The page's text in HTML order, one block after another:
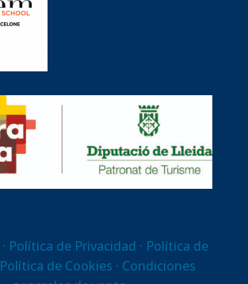
· Política de Privacidad · Política de
Política de Cookies · Condiciones